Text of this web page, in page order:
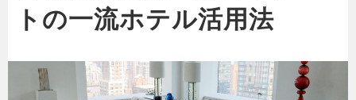
トの一流ホテル活用法